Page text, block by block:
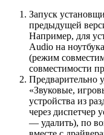
Запуск
предыдущей
Например, для
Audio на
(режим
совместимости
Предварительно
«Звуковые,
устройства из
через диспетчер
— удалить), по